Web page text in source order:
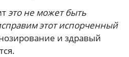
это не может быть
этот испорченный
и здравый